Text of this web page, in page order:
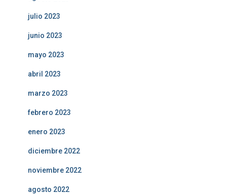
julio 2023
junio 2023
mayo 2023
abril 2023
marzo 2023
febrero 2023
enero 2023
diciembre 2022
noviembre 2022
agosto 2022